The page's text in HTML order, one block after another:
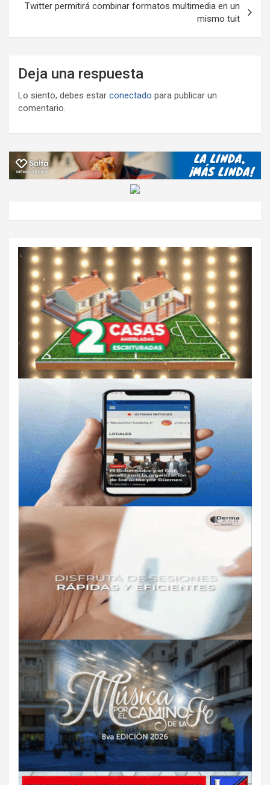
Twitter permitirá combinar formatos multimedia en un
mismo tuit
Deja una respuesta
Lo siento, debes estar conectado para publicar un
comentario.